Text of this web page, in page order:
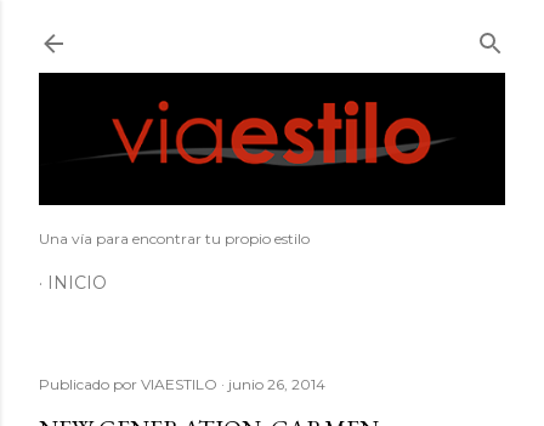
Una vía para encontrar tu propio estilo
INICIO
Publicado por VIAESTILO junio 26, 2014